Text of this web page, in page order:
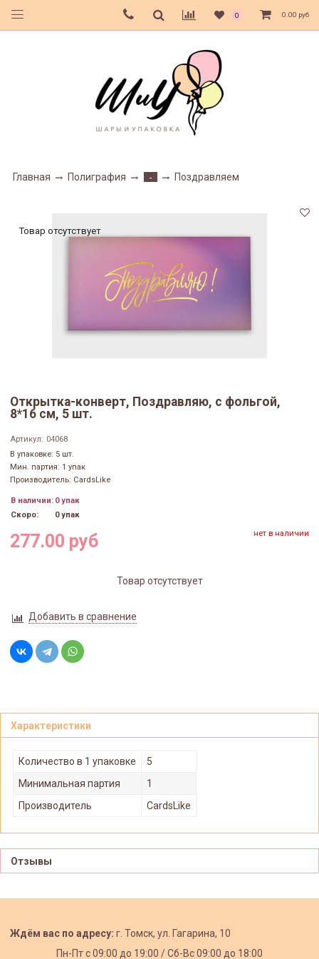
0 0.00 руб
Главная Полиграфия - Поздравляем
Товар отсутствует
Открытка-конверт, Поздравляю, с фольгой,
8*16 см, 5 шт.
Артикул: 04068
В упаковке: 5 шт.
Мин. партия: 1 упак
Производитель: CardsLike
В наличии: 0 упак
Скоро:
0 упак
277.00 руб нет в наличии
Товар отсутствует
Добавить в сравнение
Характеристики
Количество в 1 упаковке
5
Минимальная партия
1
Производитель
CardsLike
Отзывы
Ждём вас по адресу: г. Томск, ул. Гагарина, 10
Пн-Пт с09:00 до 19:00 /Сб-Вс 09:00 до 18:00